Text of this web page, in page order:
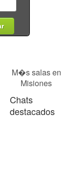
M�s salas en
Misiones
Chats
destacados